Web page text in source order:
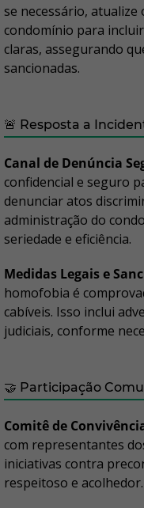
se necessário,
condomínio para
claras, assegurando
sancionadas.
🚨 Resposta a
Canal de Denúncia
confidencial e seguro
denunciar atos
administração do
seriedade e eficiência.
Medidas Legais e
homofobia é
cabíveis. Isso inclui
judiciais, conforme
🤝 Participação
Comitê de
com representantes
iniciativas contra
respeitoso e acolhedor.